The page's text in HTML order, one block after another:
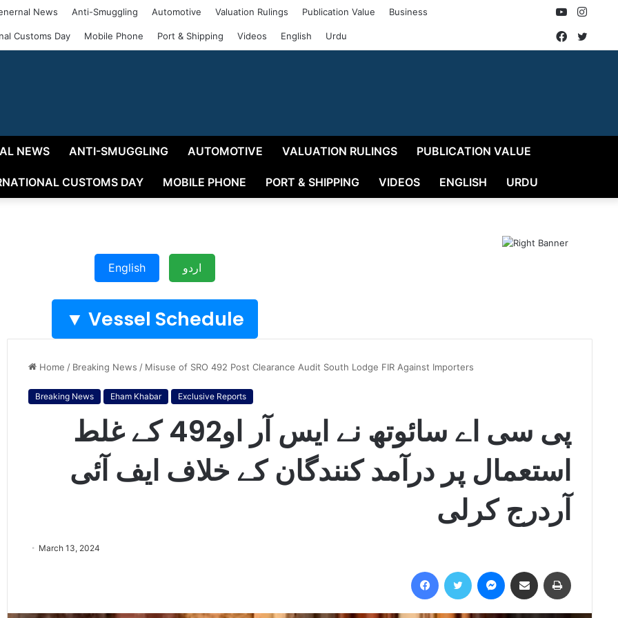
News Anti-Smuggling Automotive Valuation Rulings Publication Value Business
Customs Day Mobile Phone Port & Shipping Videos English Urdu
YouTube
Facebook
NEWS ANTI-SMUGGLING AUTOMOTIVE VALUATION RULINGS PUBLICATION VALUE
CUSTOMS DAY MOBILE PHONE PORT & SHIPPING VIDEOS ENGLISH URDU
English اردو
Vessel Schedule ▼
Home / Breaking News / Misuse of SRO 492 Post Clearance Audit South Lodge FIR Against Importers
Breaking News Eham Khabar Exclusive Reports
پی سی اے سائوتھ نے ایس آر او492 کے غلط
استعمال پر درآمد کنندگان کے خلاف ایف آئی
آردرج کرلی
March 13, 2024